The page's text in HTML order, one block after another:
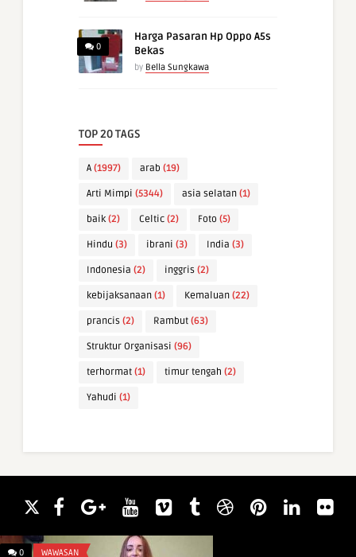
0
Harga Pasaran Hp Oppo A5s
Bekas
by Bella Sungkawa
TOP 20 TAGS
A (1997) arab (19)
Arti Mimpi (5344) asia selatan (1)
baik (2) Celtic (2) Foto (5)
Hindu (3) ibrani (3) India (3)
Indonesia (2) inggris (2)
kebijaksanaan (1) Kemaluan (22)
prancis (2) Rambut (63)
Struktur Organisasi (96)
terhormat (1) timur tengah (2)
Yahudi (1)
0 WAWASAN